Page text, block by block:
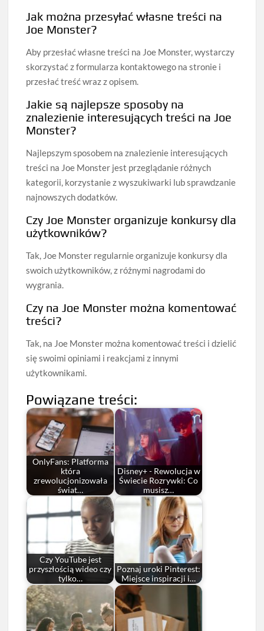
Jak można przesyłać własne treści na
Joe Monster?
Aby przesłać własne treści na Joe Monster, wystarczy
skorzystać z formularza kontaktowego na stronie i
przesłać treść wraz z opisem.
Jakie są najlepsze sposoby na
znalezienie interesujących treści na Joe
Monster?
Najlepszym sposobem na znalezienie interesujących
treści na Joe Monster jest przeglądanie różnych
kategorii, korzystanie z wyszukiwarki lub sprawdzanie
najnowszych dodatków.
Czy Joe Monster organizuje konkursy dla
użytkowników?
Tak, Joe Monster regularnie organizuje konkursy dla
swoich użytkowników, z różnymi nagrodami do
wygrania.
Czy na Joe Monster można komentować
treści?
Tak, na Joe Monster można komentować treści i dzielić
się swoimi opiniami i reakcjami z innymi
użytkownikami.
Powiązane treści:
OnlyFans: Platforma
która
zrewolucjonizowała
świat…
Disney+ - Rewolucja w
Świecie Rozrywki: Co
musisz…
Czy YouTube jest
przyszłością wideo czy
tylko…
Poznaj uroki Pinterest:
Miejsce inspiracji i…